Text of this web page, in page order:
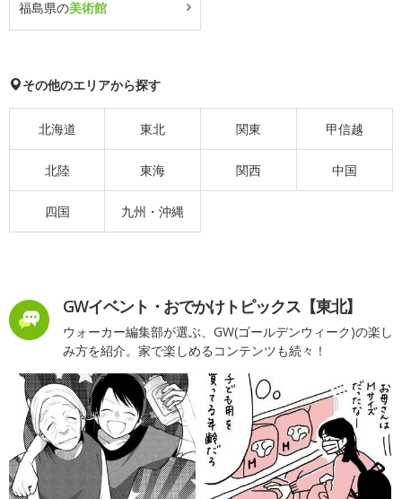
福島県の美術館
その他のエリアから探す
北海道 東北 関東 甲信越
北陸 東海 関西 中国
四国 九州・沖縄
GWイベント・おでかけトピックス【東北】
ウォーカー編集部が選ぶ、GW(ゴールデンウィーク)の楽し
み方を紹介。家で楽しめるコンテンツも続々！